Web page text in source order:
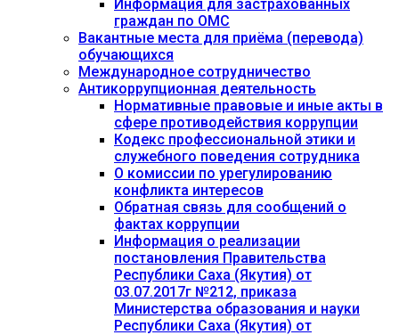
Информация для застрахованных
граждан по ОМС
Вакантные места для приёма (перевода)
обучающихся
Международное сотрудничество
Антикоррупционная деятельность
Нормативные правовые и иные акты в
сфере противодействия коррупции
Кодекс профессиональной этики и
служебного поведения сотрудника
О комиссии по урегулированию
конфликта интересов
Обратная связь для сообщений о
фактах коррупции
Информация о реализации
постановления Правительства
Республики Саха (Якутия) от
03.07.2017г №212, приказа
Министерства образования и науки
Республики Саха (Якутия) от